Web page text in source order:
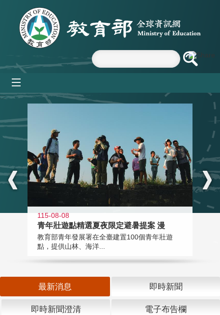
跳到主要內容區塊
:::
115-08-08
青年壯遊點精選夏夜限定避暑提案 漫
教育部青年發展署在全臺建置100個青年壯遊
點，提供山林、海洋...
最新消息 即時新聞
即時新聞澄清 電子布告欄